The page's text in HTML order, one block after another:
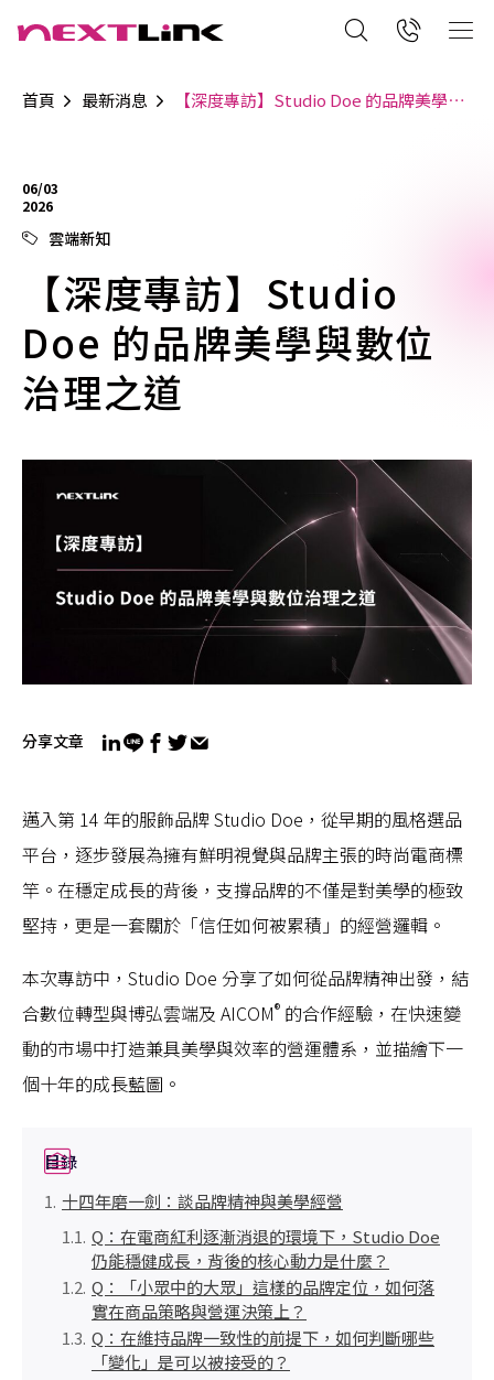
首頁 最新消息 【深度專訪】Studio Doe 的品牌美學與數位治理之道
06/03
2026
雲端新知
【深度專訪】Studio
Doe 的品牌美學與數位
治理之道
分享文章
邁入第 14 年的服飾品牌 Studio Doe，從早期的風格選品
平台，逐步發展為擁有鮮明視覺與品牌主張的時尚電商標
竿。在穩定成長的背後，支撐品牌的不僅是對美學的極致
堅持，更是一套關於「信任如何被累積」的經營邏輯。
本次專訪中，Studio Doe 分享了如何從品牌精神出發，結
合數位轉型與博弘雲端及 AICOM® 的合作經驗，在快速變
動的市場中打造兼具美學與效率的營運體系，並描繪下一
個十年的成長藍圖。
目錄
十四年磨一劍：談品牌精神與美學經營
Q：在電商紅利逐漸消退的環境下，Studio Doe
仍能穩健成長，背後的核心動力是什麼？
Q：「小眾中的大眾」這樣的品牌定位，如何落
實在商品策略與營運決策上？
Q：在維持品牌一致性的前提下，如何判斷哪些
「變化」是可以被接受的？